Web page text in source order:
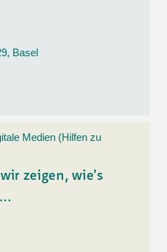
Basel
Medien (Hilfen zu
zeigen, wie's